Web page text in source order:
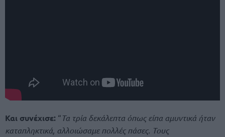
Και συνέχισε: “ Τα τρία δεκάλεπτα όπως είπα αμυντικά ήταν
καταπληκτικά, αλλοιώσαμε πολλές πάσες. Τους